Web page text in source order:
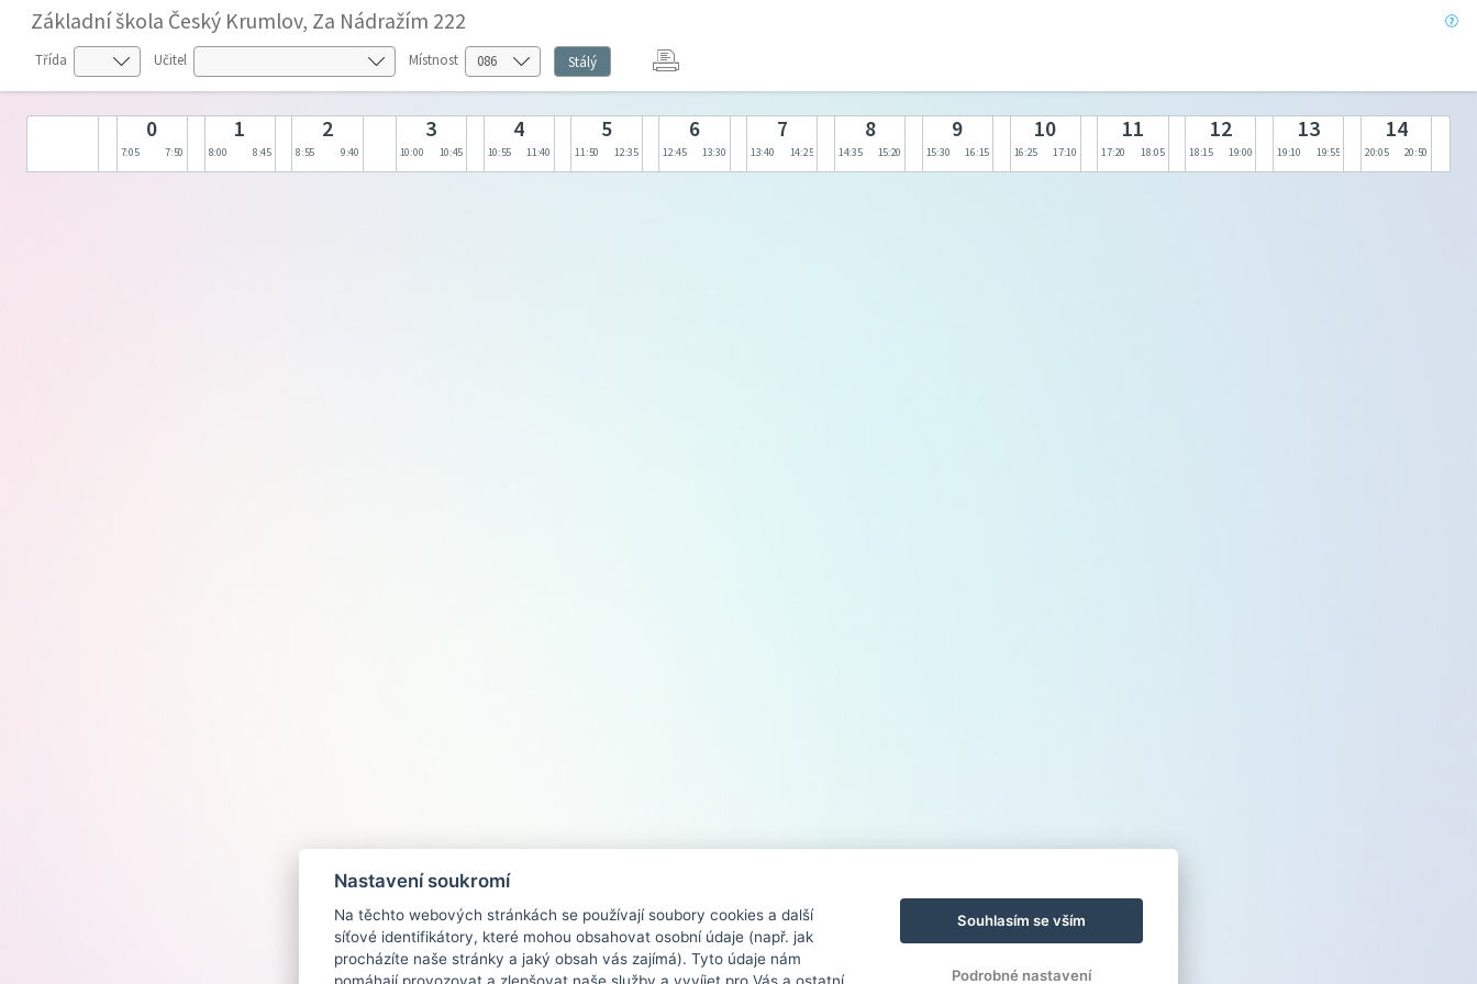
Základní škola Český Krumlov, Za Nádražím 222
Třída Učitel Místnost Stálý
0
7:05 7:50
1
8:00 8:45
2
8:55 9:40
3
10:00 10:45
4
10:55 11:40
5
11:50 12:35
6
12:45 13:30
7
13:40 14:25
8
14:35 15:20
9
15:30 16:15
10
16:25 17:10
11
17:20 18:05
12
18:15 19:00
13
19:10 19:55
14
20:05 20:50
Nastavení soukromí
Na těchto webových stránkách se používají soubory cookies a další
síťové identifikátory, které mohou obsahovat osobní údaje (např. jak
procházíte naše stránky a jaký obsah vás zajímá). Tyto údaje nám
Souhlasím se vším
Podrobné nastavení